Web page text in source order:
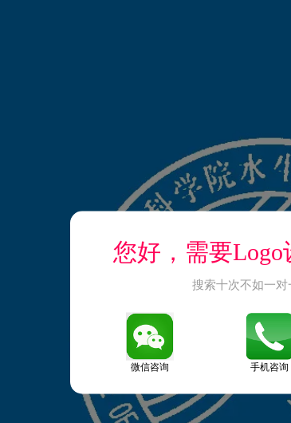
您好，需要Logo
搜索十次不如一对
微信咨询 手机咨询